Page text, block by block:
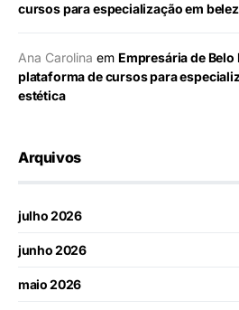
cursos para especialização em
Ana Carolina em Empresária de
plataforma de cursos para
estética
Arquivos
julho 2026
junho 2026
maio 2026